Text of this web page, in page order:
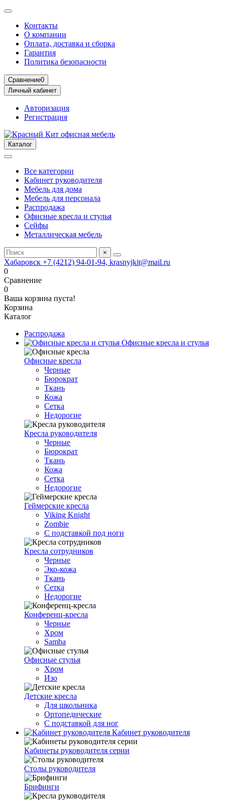
Контакты
О компании
Оплата, доставка и сборка
Гарантия
Политика безопасности
Сравнение0
Личный кабинет
Авторизация
Регистрация
Каталог
Все категории
Кабинет руководителя
Мебель для дома
Мебель для персонала
Распродажа
Офисные кресла и стулья
Сейфы
Металлическая мебель
×
Хабаровск +7 (4212) 94-01-94, krasnyjkit@mail.ru
0
Сравнение
0
Ваша корзина пуста!
Корзина
Каталог
Распродажа
Офисные кресла и стулья
Офисные кресла
Черные
Бюрократ
Ткань
Кожа
Сетка
Недорогие
Кресла руководителя
Черные
Бюрократ
Ткань
Кожа
Сетка
Недорогие
Геймерские кресла
Viking Knight
Zombie
С подставкой под ноги
Кресла сотрудников
Черные
Эко-кожа
Ткань
Сетка
Недорогие
Конференц-кресла
Черные
Хром
Samba
Офисные стулья
Хром
Изо
Детские кресла
Для школьника
Ортопедические
С подставкой для ног
Кабинет руководителя
Кабинеты руководителя серии
Столы руководителя
Брифинги